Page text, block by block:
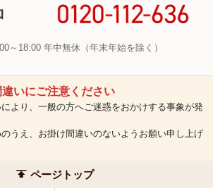
～18:00 年中無休（年末年始を除く）
いにご注意ください
より、一般の方へご迷惑をおかけする事象が発
うえ、お掛け間違いのないようお願い申し上げ
ページトップ